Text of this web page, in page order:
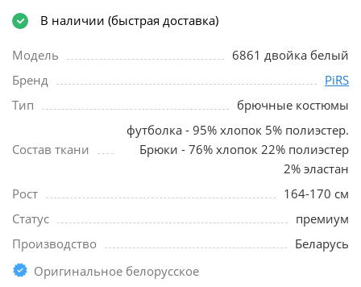
В наличии (быстрая доставка)
Модель
6861 двойка белый
Бренд
PiRS
Тип
брючные костюмы
Состав ткани
футболка - 95% хлопок 5% полиэстер.
Брюки - 76% хлопок 22% полиэстер
2% эластан
Рост
164-170 см
Статус
премиум
Производство
Беларусь
Оригинальное белорусское